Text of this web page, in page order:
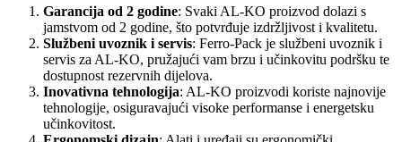
Garancija od 2 godine: Svaki AL-KO proizvod dolazi s
jamstvom od 2 godine, što potvrđuje izdržljivost i kvalitetu.
Službeni uvoznik i servis: Ferro-Pack je službeni uvoznik i
servis za AL-KO, pružajući vam brzu i učinkovitu podršku te
dostupnost rezervnih dijelova.
Inovativna tehnologija: AL-KO proizvodi koriste najnovije
tehnologije, osiguravajući visoke performanse i energetsku
učinkovitost.